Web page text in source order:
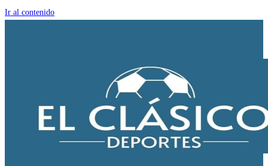
Ir al contenido